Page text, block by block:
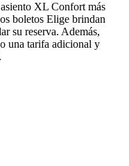
XL Confort más
boletos Elige brindan
su reserva. Además,
una tarifa adicional y